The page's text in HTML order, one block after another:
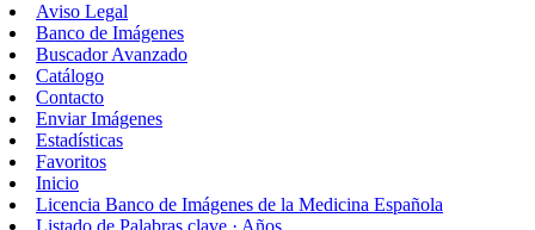
Aviso Legal
Banco de Imágenes
Buscador Avanzado
Catálogo
Contacto
Enviar Imágenes
Estadísticas
Favoritos
Inicio
Licencia Banco de Imágenes de la Medicina Española